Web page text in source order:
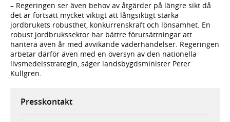
– Regeringen ser även behov av åtgärder på längre sikt då
det är fortsatt mycket viktigt att långsiktigt stärka
jordbrukets robusthet, konkurrenskraft och lönsamhet. En
robust jordbrukssektor har bättre förutsättningar att
hantera även år med avvikande väderhändelser. Regeringen
arbetar därför även med en översyn av den nationella
livsmedelsstrategin, säger landsbygdsminister Peter
Kullgren.
Presskontakt